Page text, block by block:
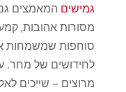
גמישים המאמצים
מסורות אהובות,
סוחפות שמשמחות
לחידושים של מחר.
מרוצים – שייכים